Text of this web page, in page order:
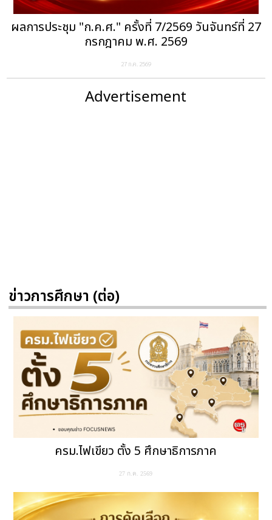
ผลการประชุม "ก.ค.ศ." ครั้งที่ 7/2569 วันจันทร์ที่ 27
กรกฎาคม พ.ศ. 2569
27 ก.ค. 2569
Advertisement
ข่าวการศึกษา (ต่อ)
ครม.ไฟเขียว ตั้ง 5 ศึกษาธิการภาค
27 ก.ค. 2569